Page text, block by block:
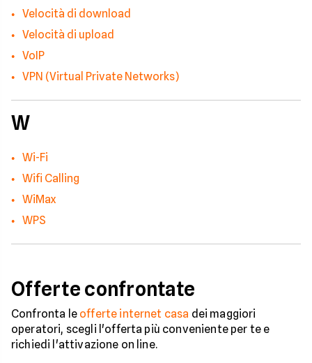
Velocità di download
Velocità di upload
VoIP
VPN (Virtual Private Networks)
W
Wi-Fi
Wifi Calling
WiMax
WPS
Offerte confrontate
Confronta le offerte internet casa dei maggiori
operatori, scegli l'offerta più conveniente per te e
richiedi l'attivazione on line.